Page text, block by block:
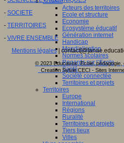
Acteurs des territoires
Ecole et structure
Economie
Ecosystème éducatif
Génération internet
Handicap
Mondialisation
Normes scolaires
Regards sur l’Ecole
Santé
Société connectée
Territoires et projets
Territoires
Europe
International
Régions
Ruralité
Territoires et projets
Tiers lieux
Villes
- SOCIETE
- TERRITOIRES
- VIVRE ENSEMBLE
Mentions légales|
© 2023 Educavox, Ecole, pédagogie,
Creation Sylvie CECI - Sites